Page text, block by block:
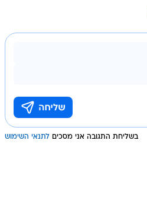
בשליחת התגובה אני מסכים לתנאי השימוש